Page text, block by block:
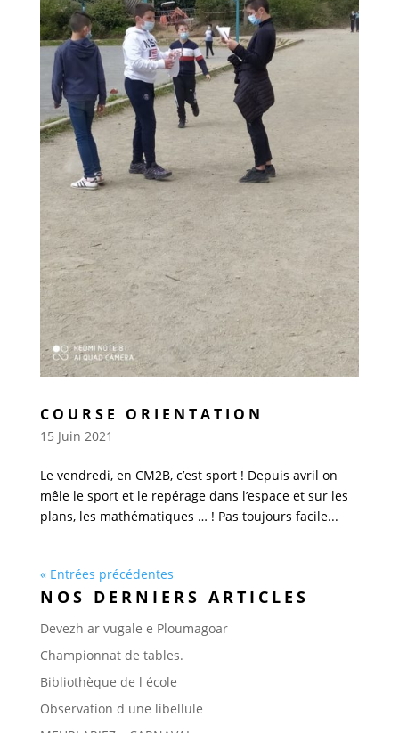
COURSE ORIENTATION
15 Juin 2021
Le vendredi, en CM2B, c’est sport ! Depuis avril on
mêle le sport et le repérage dans l’espace et sur les
plans, les mathématiques … ! Pas toujours facile...
« Entrées précédentes
NOS DERNIERS ARTICLES
Devezh ar vugale e Ploumagoar
Championnat de tables.
Bibliothèque de l école
Observation d une libellule